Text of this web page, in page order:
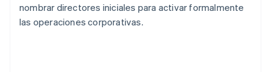
nombrar directores iniciales para activar formalmente
las operaciones corporativas.